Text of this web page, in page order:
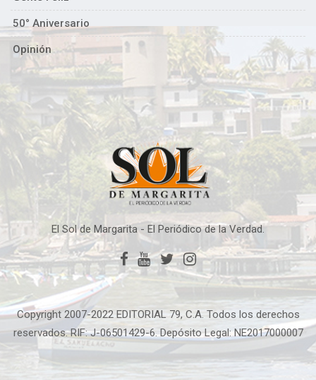
50° Aniversario
Opinión
El Sol de Margarita - El Periódico de la Verdad.
Copyright 2007-2022 EDITORIAL 79, C.A. Todos los derechos
reservados. RIF: J-06501429-6. Depósito Legal: NE2017000007